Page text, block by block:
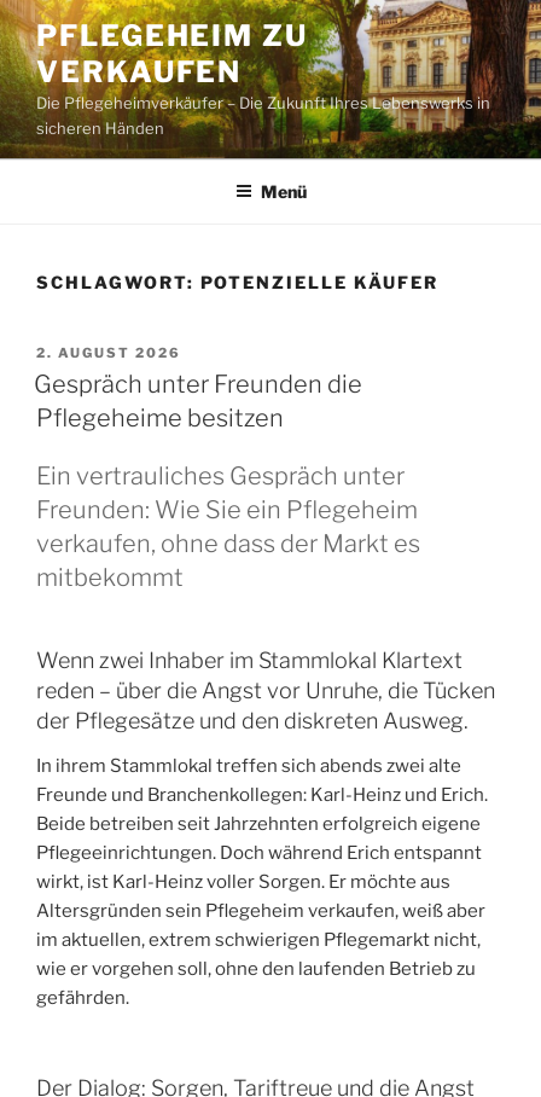
Zum
Inhalt
springen
PFLEGEHEIM ZU
VERKAUFEN
Die Pflegeheimverkäufer – Die Zukunft Ihres Lebenswerks in
sicheren Händen
Menü
SCHLAGWORT: POTENZIELLE KÄUFER
VERÖFFENTLICHT
AM
2. AUGUST 2026
Gespräch unter Freunden die
Pflegeheime besitzen
Ein vertrauliches Gespräch unter
Freunden: Wie Sie ein Pflegeheim
verkaufen, ohne dass der Markt es
mitbekommt
Wenn zwei Inhaber im Stammlokal Klartext
reden – über die Angst vor Unruhe, die Tücken
der Pflegesätze und den diskreten Ausweg.
In ihrem Stammlokal treffen sich abends zwei alte
Freunde und Branchenkollegen: Karl-Heinz und Erich.
Beide betreiben seit Jahrzehnten erfolgreich eigene
Pflegeeinrichtungen. Doch während Erich entspannt
wirkt, ist Karl-Heinz voller Sorgen. Er möchte aus
Altersgründen sein Pflegeheim verkaufen, weiß aber
im aktuellen, extrem schwierigen Pflegemarkt nicht,
wie er vorgehen soll, ohne den laufenden Betrieb zu
gefährden.
Der Dialog: Sorgen, Tariftreue und die Angst